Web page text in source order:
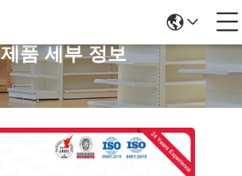
제품 세부 정보